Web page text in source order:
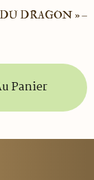
DRAGON » –
Panier